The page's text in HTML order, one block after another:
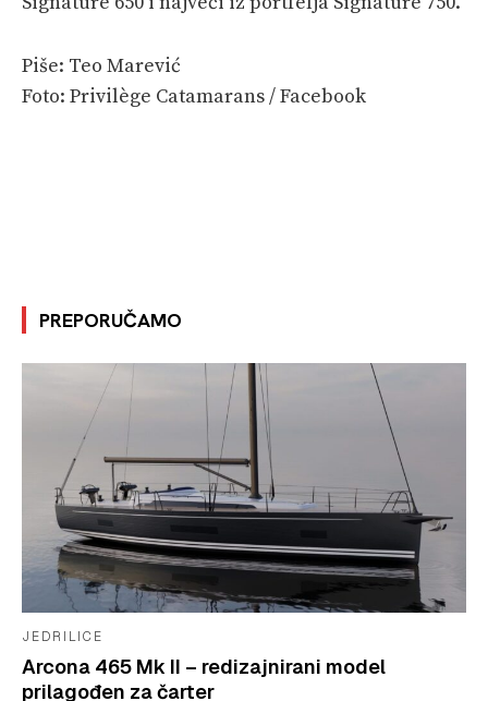
Piše: Teo Marević
Foto: Privilège Catamarans / Facebook
PREPORUČAMO
JEDRILICE
Arcona 465 Mk II – redizajnirani model
prilagođen za čarter